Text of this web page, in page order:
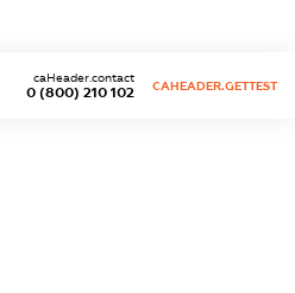
0 (800) 210 102
caHeader.contact
CAHEADER.GETTEST